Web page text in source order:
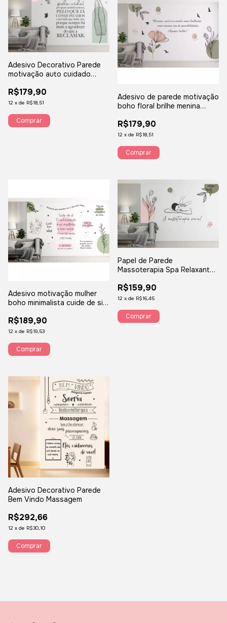
Adesivo Decorativo Parede
motivação auto cuidado
R$179,90
12 x de R$18,51
Adesivo de parede motivação
boho floral brilhe menina
R$179,90
12 x de R$18,51
Adesivo motivação mulher
boho minimalista cuide de sim
estima motivação FM6
R$189,90
12 x de R$19,53
Papel de Parede
Massoterapia Spa Relaxante
BM20
R$159,90
12 x de R$16,45
Adesivo Decorativo Parede
Bem Vindo Massagem
R$292,66
12 x de R$30,10
Comprar